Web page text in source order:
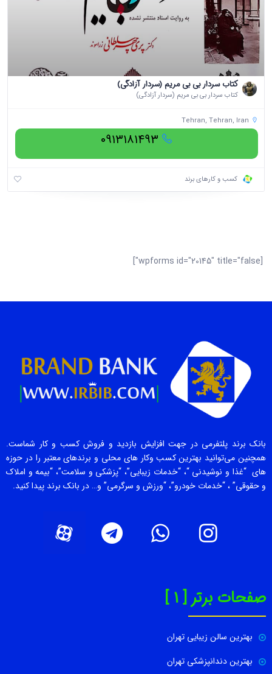
کتاب سردار بی بی مریم (سردار آزادگی)
کتاب سردار بی بی مریم (سردار آزادگی)
Tehran, Tehran, Iran
۰۹۱۳۱۸۱۴۹۳
کسب و کارهای برند
[wpforms id="20145" title="false"]
بانک برند پلتفرمی در جهت افزایش بازدید و فروش کسب و کار شماست.
همچنین می‌توانید بهترین کسب وکار های محلی و برندهای معتبر را در حوزه
های “غذا و نوشیدنی “، “خدمات زیبایی”، “پزشکی و سلامت”، “بیمه و املاک
و حقوقی” ، “خدمات خودرو”، “ورزش و سرگرمی” و… در بانک برند پیدا کنید.
صفحات برتر [ 1 ]
بهترین سالن زیبایی تهران
بهترین دندانپزشکی تهران